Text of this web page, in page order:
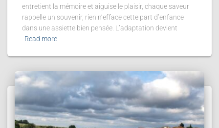
entretient la mémoire et aiguise le plaisir, chaque saveur
rappelle un souvenir, rien n’efface cette part d’enfance
dans une assiette bien pensée. L’adaptation devient
Read more